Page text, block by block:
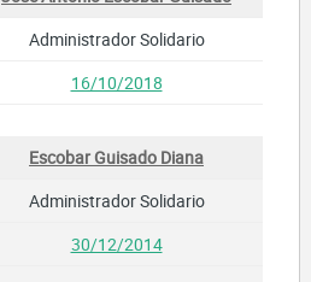
Administrador Solidario
16/10/2018
Escobar Guisado Diana
Administrador Solidario
30/12/2014